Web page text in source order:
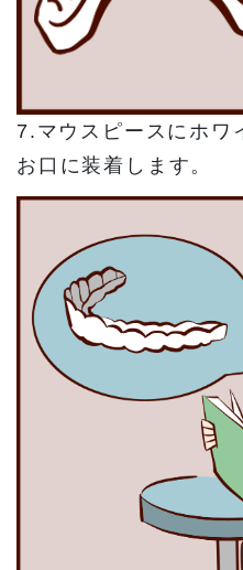
7.マウスピースにホワ
お口に装着します。